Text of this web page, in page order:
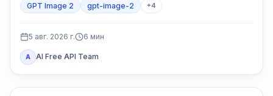
регион, счёт, квота, формат и владелец поддержки.
GPT Image 2 gpt-image-2 +4
5 авг. 2026 г. 6 мин
A AI Free API Team